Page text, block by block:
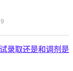
录取还是和调剂是